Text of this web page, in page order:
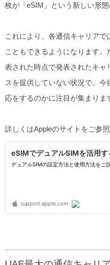
枚が「eSIM」という新しい形態
これにより、各通信キャリアで
こともできるようになります
表された時点で発表されたキ
スを提供していない状況で、
応をするのかに注目が集まりま
詳しくはAppleのサイトをご参照